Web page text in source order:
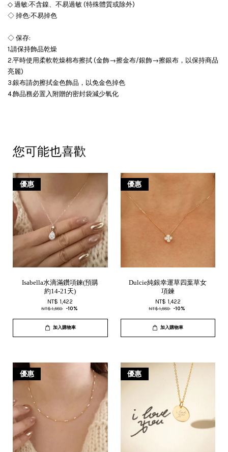
◇ 過敏:不含鎳、不易過敏 (特殊體質或除外)
◇ 掉色:不易掉色
◇ 保存:
1.請保持飾品乾燥
2.平時使用柔軟乾燥棉布擦拭 (金飾→擦金布/銀飾→擦銀布，以保持商品
亮麗)
3.銀布請勿擦拭金色飾品，以免金色掉色
4.飾品務必置入附贈的密封袋減少氧化
您可能也喜歡
優惠
Isabella水滴滿鑽項鍊(預購
約14-21天)
NT$ 1,422
NT$ 1,580 -10%
加入購物車
優惠
Dulcie純銀幸運草四葉草女
項鍊
NT$ 1,422
NT$ 1,580 -10%
加入購物車
優惠 優惠